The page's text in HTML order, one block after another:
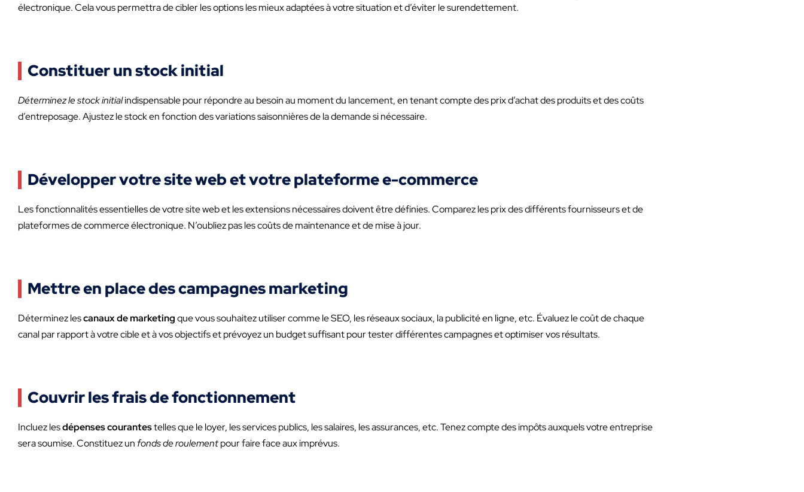
électronique. Cela vous permettra de cibler les options les mieux adaptées à votre situation et d’éviter le surendettement.
Constituer un stock initial
Déterminez le stock initialindispensable pour répondre au besoin au moment du lancement, en tenant compte des prix d’achat des produits et des coûts
d’entreposage. Ajustez le stock en fonction des variations saisonnières de la demande si nécessaire.
Développer votre site web et votre plateforme e-commerce
Les fonctionnalités essentielles de votre site web et les extensions nécessaires doivent être définies. Comparez les prix des différents fournisseurs et de
plateformes de commerce électronique. N’oubliez pas les coûts de maintenance et de mise à jour.
Mettre en place des campagnes marketing
Déterminez lescanaux de marketingque vous souhaitez utiliser comme le SEO, les réseaux sociaux, la publicité en ligne, etc. Évaluez le coût de chaque
canal par rapport à votre cible et à vos objectifs et prévoyez un budget suffisant pour tester différentes campagnes et optimiser vos résultats.
Couvrir les frais de fonctionnement
Incluez lesdépenses courantestelles que le loyer, les services publics, les salaires, les assurances, etc. Tenez compte des impôts auxquels votre entreprise
sera soumise. Constituez un fonds de roulementpour faire face aux imprévus.